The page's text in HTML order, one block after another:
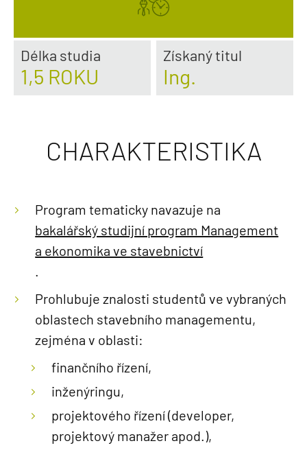
Délka studia
1,5 ROKU
Získaný titul
Ing.
CHARAKTERISTIKA
Program tematicky navazuje na
bakalářský studijní program Management
a ekonomika ve stavebnictví
Prohlubuje znalosti studentů ve vybraných
oblastech stavebního managementu,
zejména v oblasti:
finančního řízení,
inženýringu,
projektového řízení (developer,
projektový manažer apod.),